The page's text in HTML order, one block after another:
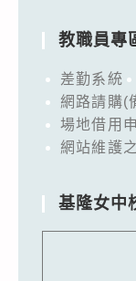
教職員專
差勤系統
網路請購(
場地借用
網站維護
基隆女中